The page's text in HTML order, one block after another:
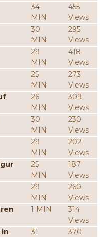
34
MIN
455
Views
30
MIN
295
Views
29
MIN
418
Views
25
MIN
273
Views
26
MIN
309
Views
30
MIN
230
Views
29
MIN
202
Views
25
MIN
187
Views
29
MIN
260
Views
1 MIN
314
Views
31
370